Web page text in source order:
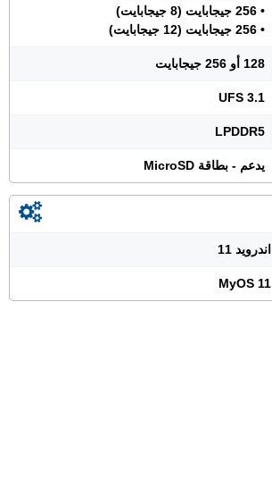
• 256 جيجابايت (8 جيجابايت)
• 256 جيجابايت (12 جيجابايت)
128 أو 256 جيجابايت
UFS 3.1
LPDDR5
يدعم - بطاقة MicroSD
اندرويد 11
MyOS 11